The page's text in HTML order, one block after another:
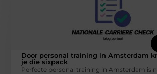
Door personal training in Amsterdam
je die sixpack
Perfecte personal training in Amsterdam is